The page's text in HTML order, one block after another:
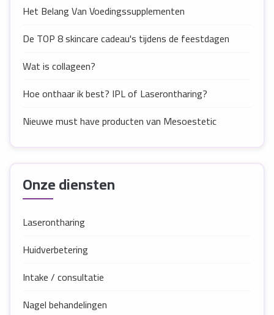
Het Belang Van Voedingssupplementen
De TOP 8 skincare cadeau's tijdens de feestdagen
Wat is collageen?
Hoe onthaar ik best? IPL of Laserontharing?
Nieuwe must have producten van Mesoestetic
Onze diensten
Laserontharing
Huidverbetering
Intake / consultatie
Nagel behandelingen